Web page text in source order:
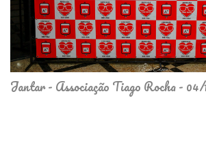
Jantar - Associação Tiago Rocha - 04/